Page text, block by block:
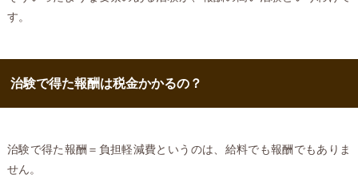
す。
治験で得た報酬は税金かかるの？
治験で得た報酬＝負担軽減費というのは、給料でも報酬でもありま
せん。